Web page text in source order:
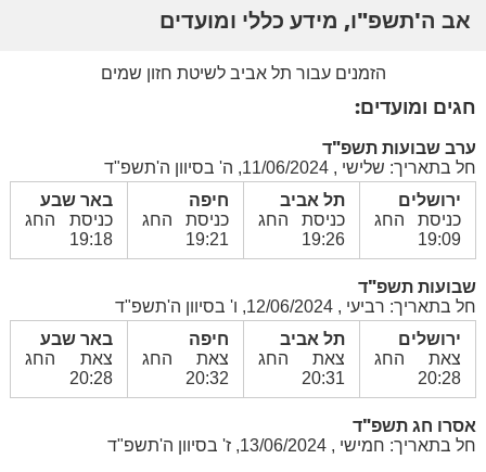
אב ה'תשפ"ו, מידע כללי ומועדים
הזמנים עבור תל אביב לשיטת חזון שמים
חגים ומועדים:
ערב שבועות תשפ"ד
חל בתאריך: שלישי , 11/06/2024, ה' בסיוון ה'תשפ"ד
ירושלים
כניסת החג
19:09
תל אביב
כניסת החג
19:26
חיפה
כניסת החג
19:21
באר שבע
כניסת החג
19:18
שבועות תשפ"ד
חל בתאריך: רביעי , 12/06/2024, ו' בסיוון ה'תשפ"ד
ירושלים
צאת החג
20:28
תל אביב
צאת החג
20:31
חיפה
צאת החג
20:32
באר שבע
צאת החג
20:28
אסרו חג תשפ"ד
חל בתאריך: חמישי , 13/06/2024, ז' בסיוון ה'תשפ"ד